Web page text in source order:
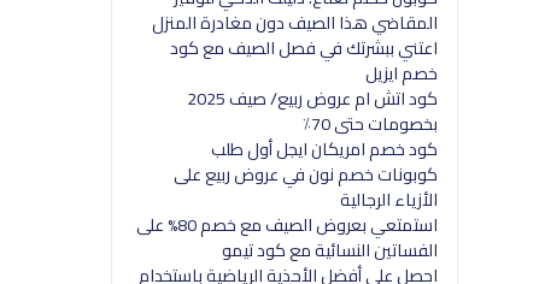
المقاضي هذا الصيف دون مغادرة المنزل
اعتني ببشرتك في فصل الصيف مع كود
خصم ايزيل
كود اتش ام عروض ربيع/ صيف 2025
بخصومات حتى 70٪
كود خصم امريكان ايجل أول طلب
كوبونات خصم نون في عروض ربيع على
الأزياء الرجالية
استمتعي بعروض الصيف مع خصم 80% على
الفساتين النسائية مع كود تيمو
احصل على أفضل الأحذية الرياضية باستخدام